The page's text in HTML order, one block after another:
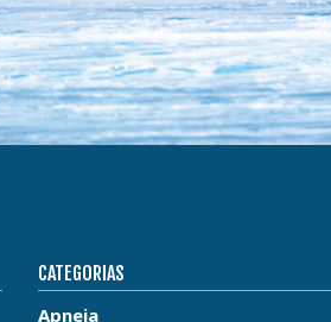
CATEGORIAS
Apneia